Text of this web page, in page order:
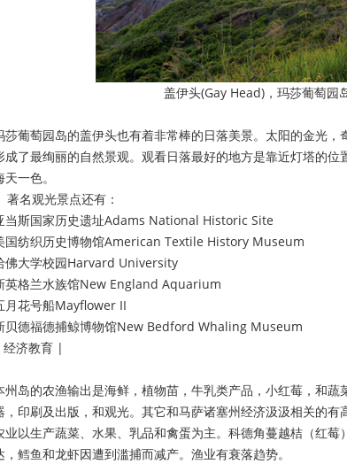
盖伊头(Gay Head)，玛莎葡萄园
莎葡萄园岛的盖伊头也有着非常棒的日落美景。太阳的金光，
成了最绚丽的自然景观。观看日落最好的地方是靠近灯塔的
天一色。
著名观光景点还有：
当斯国家历史遗址Adams National Historic Site
国纺织历史博物馆American Textile History Museum
佛大学校园Harvard University
英格兰水族馆New England Aquarium
月花号船Mayflower II
贝德福德捕鲸博物馆New Bedford Whaling Museum
济教育 |
州岛的农渔输出是海鲜，植物苗，牛乳类产品，小红莓，和
，印刷及出版，和观光。其它和马萨诸塞州经济汲汲相关的有
业以生产蔬菜、水果、乳品和禽蛋为主。科德角蔓越桔（红
，鳕鱼和龙虾因遭到滥捕而减产。渔业有衰落趋势。